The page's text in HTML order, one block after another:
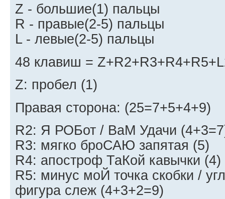
Z - большие(1) пальцы
R - правые(2-5) пальцы
L - левые(2-5) пальцы
48 клавиш =
Z: пробел (1)
Правая сторона: (25=7+5+4+9)
R2: Я РОБот / ВаМ Удачи
R3: мягко броСАЮ запятая (5)
R4: апостроф ТаКой кавычки (4)
R5: минус моЙ точка скобки /
фигура слеж (4+3+2=9)